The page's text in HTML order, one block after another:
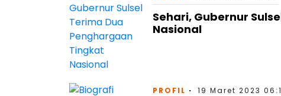
Sehari, Gubernur
Nasional
PROFIL 19 Maret 2023